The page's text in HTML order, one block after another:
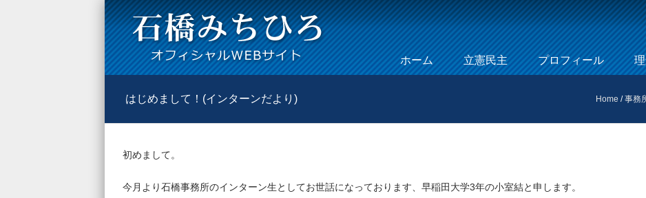
Menu
Skip to content
ホーム 立憲民主 プロフィール
はじめまして！(インターンだより) Home /事務
初めまして。
今月より石橋事務所のインターン生としてお世話になっております、早稲田大学3年の小室結と申します。